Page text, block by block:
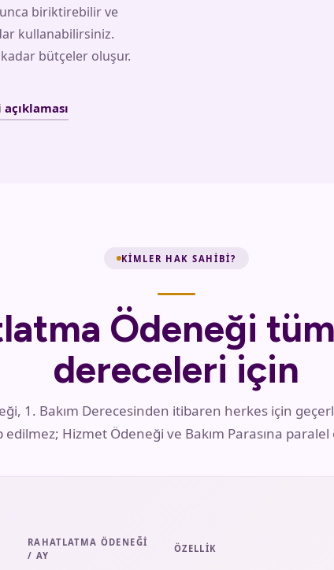
biriktirebilir ve
kullanabilirsiniz.
bütçeler oluşur.
KIMLER HAK SAHIBI?
Ödeneği
dereceleri için
1. Bakım Derecesinden itibaren herkes için
edilmez; Hizmet Ödeneği ve Bakım Parasına paralel
RAHATLATMA ÖDENEĞI
/ AY
ÖZELLIK